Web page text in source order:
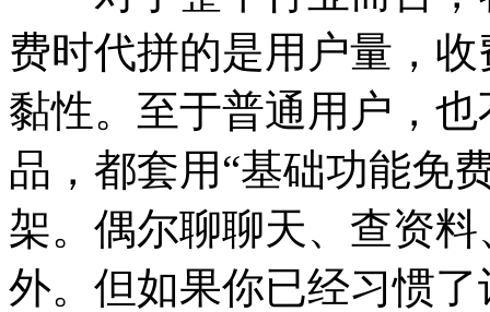
费时代拼的是用户量，
黏性。至于普通用户，
品，都套用“基础功能免
架。偶尔聊聊天、查资
外。但如果你已经习惯